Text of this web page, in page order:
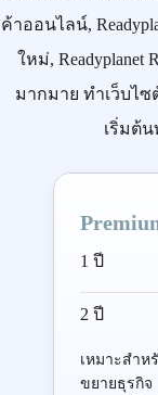
ค้าออนไลน์,
ใหม่, Readyplanet
มากมาย ทำเว็บไซ
เริ่มต้
1 ปี
2 ปี
เหมาะสำห
ขยายธุรกิจ